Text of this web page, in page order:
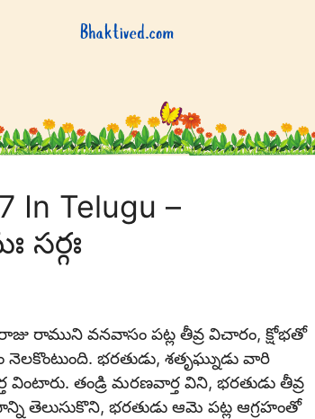
In Telugu –
రాముని వనవాసం పట్ల తీవ్ర విచారం, క్షోభతో
భరతుడు, శతృఘ్నుడు వారి
తండ్రి మరణవార్త విని, భరతుడు తీవ్ర
తెలుసుకొని, భరతుడు ఆమె పట్ల ఆగ్రహంతో